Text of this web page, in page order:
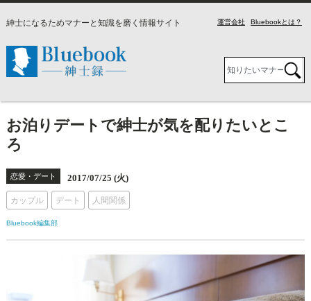
紳士になるためマナーと知識を磨く情報サイト Bluebookとは？
運営会社
お泊りデートで紳士が気を配りたいとこ
ろ
恋愛・デート 2017/07/25 (火)
カップル デート 人間関係
Bluebook編集部